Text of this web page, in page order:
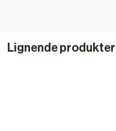
Lignende produkter